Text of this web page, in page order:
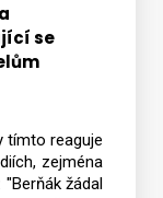
se
tímto reaguje
zejména
žádal